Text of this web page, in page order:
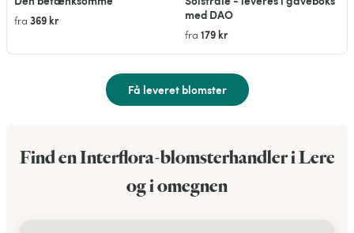
fra 369 kr
med DAO
fra 179 kr
Få leveret blomster
Find en Interflora-blomsterhandler i Lere
og i omegnen